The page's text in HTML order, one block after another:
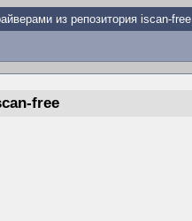
из репозитория iscan-free
free